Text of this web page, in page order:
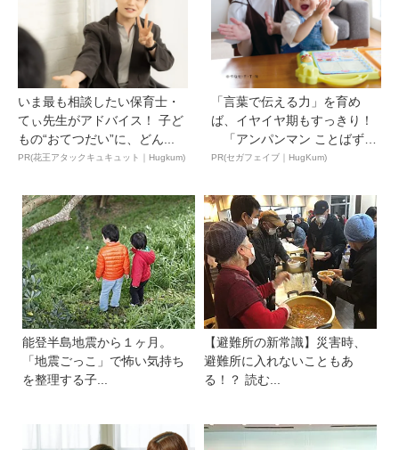
いま最も相談したい保育士・
てぃ先生がアドバイス！ 子ど
もの“おてつだい”に、どん...
PR(花王アタックキュキュット｜Hugkum)
「言葉で伝える力」を育め
ば、イヤイヤ期もすっきり！
「アンパンマン ことばずか
ん...
PR(セガフェイブ｜HugKum)
能登半島地震から１ヶ月。
「地震ごっこ」で怖い気持ち
を整理する子...
【避難所の新常識】災害時、
避難所に入れないこともあ
る！？ 読む...